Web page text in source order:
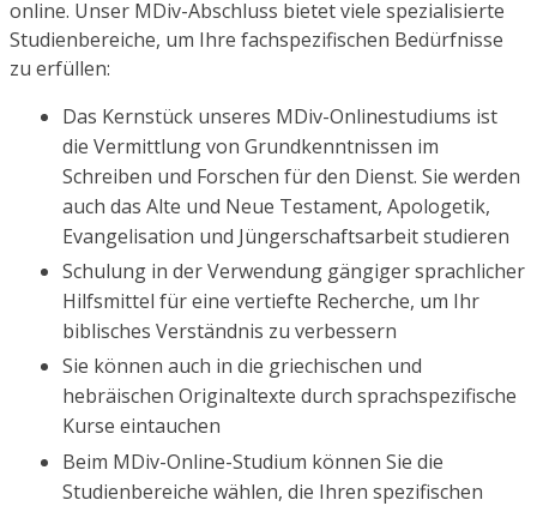
online. Unser MDiv-Abschluss bietet viele spezialisierte
Studienbereiche, um Ihre fachspezifischen Bedürfnisse
zu erfüllen:
Das Kernstück unseres MDiv-Onlinestudiums ist
die Vermittlung von Grundkenntnissen im
Schreiben und Forschen für den Dienst. Sie werden
auch das Alte und Neue Testament, Apologetik,
Evangelisation und Jüngerschaftsarbeit studieren
Schulung in der Verwendung gängiger sprachlicher
Hilfsmittel für eine vertiefte Recherche, um Ihr
biblisches Verständnis zu verbessern
Sie können auch in die griechischen und
hebräischen Originaltexte durch sprachspezifische
Kurse eintauchen
Beim MDiv-Online-Studium können Sie die
Studienbereiche wählen, die Ihren spezifischen